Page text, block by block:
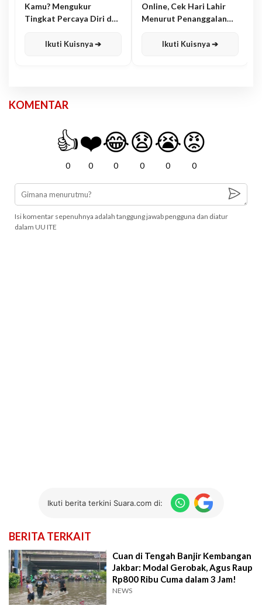
Kamu? Mengukur
Tingkat Percaya Diri dan
Ikuti Kuisnya ➔
Online, Cek Hari Lahir
Menurut Penanggalan
Ikuti Kuisnya ➔
KOMENTAR
👍
0
❤️
0
😂
0
😧
0
😭
0
😡
0
Isi komentar sepenuhnya adalah tanggung jawab pengguna dan diatur
dalam UU ITE
Ikuti berita terkini Suara.com di:
BERITA TERKAIT
Cuan di Tengah Banjir Kembangan
Jakbar: Modal Gerobak, Agus Raup
Rp800 Ribu Cuma dalam 3 Jam!
NEWS